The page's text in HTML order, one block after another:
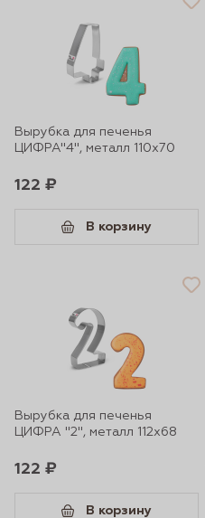
Вырубка для печенья
ЦИФРА"4", металл 110х70
122 ₽
В корзину
Вырубка для печенья
ЦИФРА "2", металл 112х68
122 ₽
В корзину